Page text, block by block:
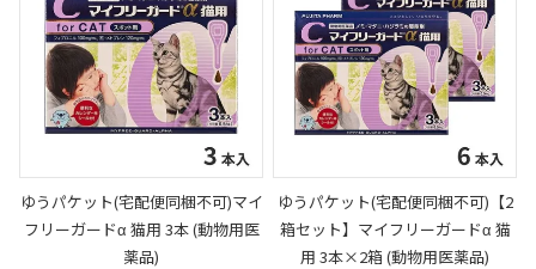
ゆうパケット(宅配便同梱不可)マイ
フリーガードα 猫用 3本 (動物用医
薬品)
ゆうパケット(宅配便同梱不可)【2
箱セット】マイフリーガードα 猫
用 3本×2箱 (動物用医薬品)